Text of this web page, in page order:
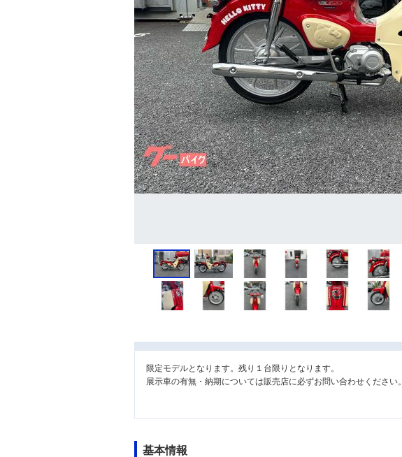
限定モデルとなります。残り１台限りとなります。
展示車の有無・納期については販売店に必ずお問い合わせください。
基本情報